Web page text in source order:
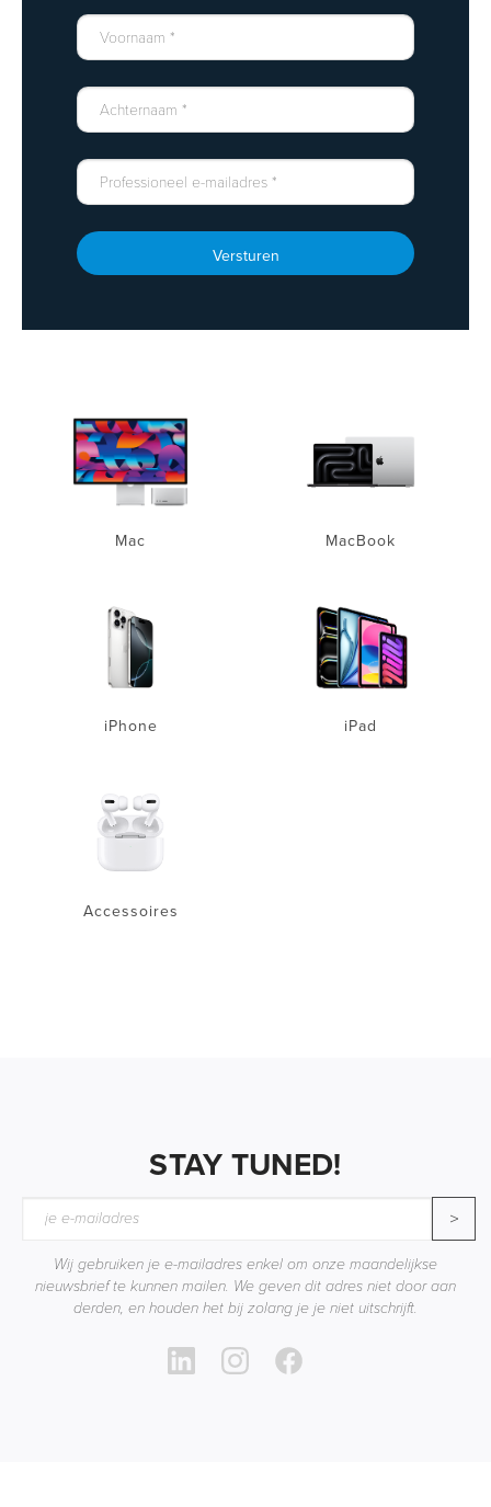
Versturen
Mac MacBook
iPhone iPad
Accessoires
STAY TUNED!
>
Wij gebruiken je e-mailadres enkel om onze maandelijkse
nieuwsbrief te kunnen mailen. We geven dit adres niet door aan
derden, en houden het bij zolang je je niet uitschrijft.